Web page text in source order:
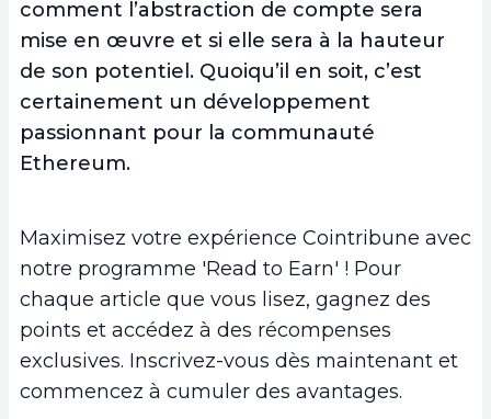
comment l’abstraction de compte sera
mise en œuvre et si elle sera à la hauteur
de son potentiel. Quoiqu’il en soit, c’est
certainement un développement
passionnant pour la communauté
Ethereum.
Maximisez votre expérience Cointribune avec
notre programme 'Read to Earn' ! Pour
chaque article que vous lisez, gagnez des
points et accédez à des récompenses
exclusives. Inscrivez-vous dès maintenant et
commencez à cumuler des avantages.